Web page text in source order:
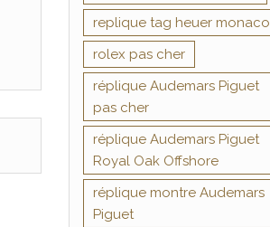
replique tag heuer monaco
rolex pas cher
réplique Audemars Piguet
pas cher
réplique Audemars Piguet
Royal Oak Offshore
réplique montre Audemars
Piguet